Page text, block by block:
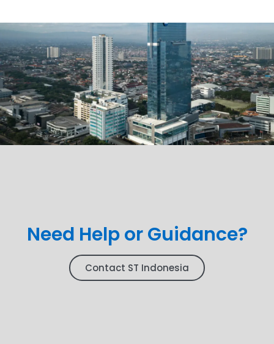
Need Help or Guidance?
Contact ST Indonesia